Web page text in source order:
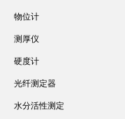
物位计
测厚仪
硬度计
光纤测定器
水分活性测定